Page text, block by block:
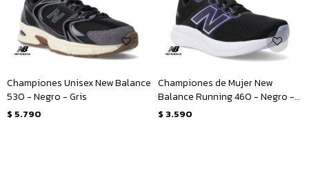
Championes Unisex New Balance
530 - Negro - Gris
$ 5.790
Championes de Mujer New
Balance Running 460 - Negro -
Violeta
$ 3.590